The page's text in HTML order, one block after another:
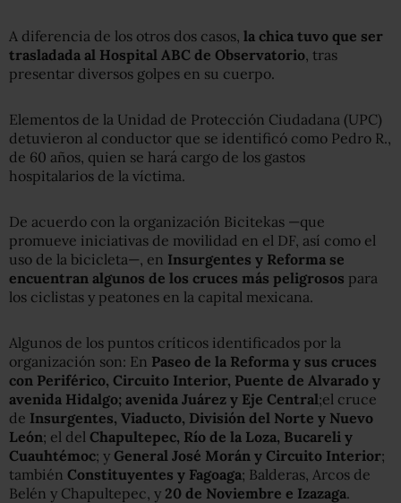
A diferencia de los otros dos casos, la chica tuvo que ser
trasladada al Hospital ABC de Observatorio , tras
presentar diversos golpes en su cuerpo.
Elementos de la Unidad de Protección Ciudadana (UPC)
detuvieron al conductor que se identificó como Pedro R.,
de 60 años, quien se hará cargo de los gastos
hospitalarios de la víctima.
De acuerdo con la organización Bicitekas —que
promueve iniciativas de movilidad en el DF, así como el
uso de la bicicleta—, en Insurgentes y Reforma se
encuentran algunos de los cruces más peligrosos para
los ciclistas y peatones en la capital mexicana.
Algunos de los puntos críticos identificados por la
organización son: En Paseo de la Reforma y sus cruces
con Periférico, Circuito Interior, Puente de Alvarado y
avenida Hidalgo; avenida Juárez y Eje Central;el cruce
de Insurgentes, Viaducto, División del Norte y Nuevo
León; el del Chapultepec, Río de la Loza, Bucareli y
Cuauhtémoc; y General José Morán y Circuito Interior;
también Constituyentes y Fagoaga; Balderas, Arcos de
Belén y Chapultepec, y 20 de Noviembre e Izazaga.